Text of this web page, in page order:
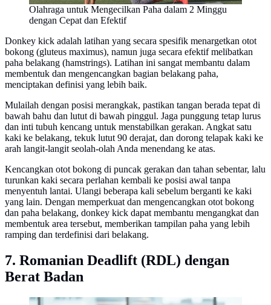
Olahraga untuk Mengecilkan Paha dalam 2 Minggu
dengan Cepat dan Efektif
Donkey kick adalah latihan yang secara spesifik menargetkan otot
bokong (gluteus maximus), namun juga secara efektif melibatkan
paha belakang (hamstrings). Latihan ini sangat membantu dalam
membentuk dan mengencangkan bagian belakang paha,
menciptakan definisi yang lebih baik.
Mulailah dengan posisi merangkak, pastikan tangan berada tepat di
bawah bahu dan lutut di bawah pinggul. Jaga punggung tetap lurus
dan inti tubuh kencang untuk menstabilkan gerakan. Angkat satu
kaki ke belakang, tekuk lutut 90 derajat, dan dorong telapak kaki ke
arah langit-langit seolah-olah Anda menendang ke atas.
Kencangkan otot bokong di puncak gerakan dan tahan sebentar, lalu
turunkan kaki secara perlahan kembali ke posisi awal tanpa
menyentuh lantai. Ulangi beberapa kali sebelum berganti ke kaki
yang lain. Dengan memperkuat dan mengencangkan otot bokong
dan paha belakang, donkey kick dapat membantu mengangkat dan
membentuk area tersebut, memberikan tampilan paha yang lebih
ramping dan terdefinisi dari belakang.
7. Romanian Deadlift (RDL) dengan
Berat Badan